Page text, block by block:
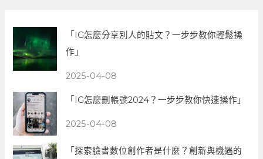
「IG怎麼分享別人的貼文？一步步教你輕鬆操
作」
2025-04-08
「IG怎麼刪帳號2024？一步步教你快速操作」
2025-04-08
「探索臉書數位創作者是什麼？創新與機遇的